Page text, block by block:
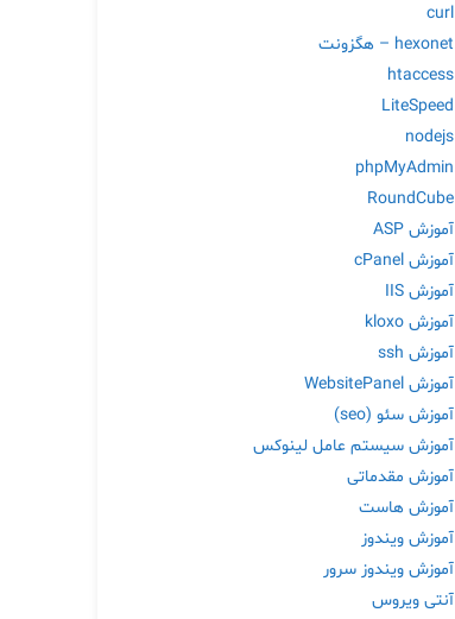
curl
hexonet – هگزونت
htaccess
LiteSpeed
nodejs
phpMyAdmin
RoundCube
آموزش ASP
آموزش cPanel
آموزش IIS
آموزش kloxo
آموزش ssh
آموزش WebsitePanel
آموزش سئو (seo)
آموزش سیستم عامل لینوکس
آموزش مقدماتی
آموزش هاست
آموزش ویندوز
آموزش ویندوز سرور
آنتی ویروس